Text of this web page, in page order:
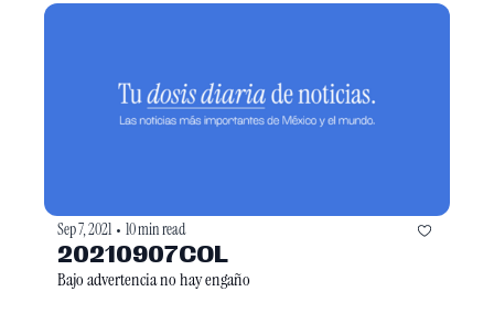
Sep 7, 2021 • 10 min read
20210907COL
Bajo advertencia no hay engaño